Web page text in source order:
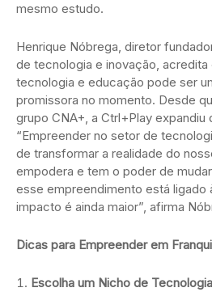
mesmo estudo.
Henrique Nóbrega, diretor
de tecnologia e inovação, acredita
tecnologia e educação pode ser
promissora no momento. Desde
grupo CNA+, a Ctrl+Play expandiu
“Empreender no setor de
de transformar a realidade do
empodera e tem o poder de
esse empreendimento está ligado
impacto é ainda maior”, afirma
Dicas para Empreender em
Escolha um Nicho de